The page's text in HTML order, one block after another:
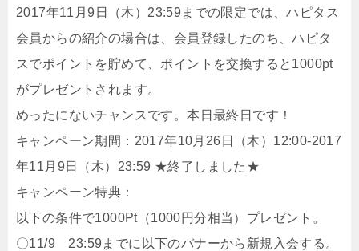
2017年11月9日（木）23:59までの限定では、ハピタス
会員からの紹介の場合は、会員登録したのち、ハピタ
スでポイントを貯めて、ポイントを交換すると1000pt
がプレゼントされます。
めったにないチャンスです。本日最終日です！
キャンペーン期間：2017年10月26日（木）12:00-2017
年11月9日（木）23:59 ★終了しました★
キャンペーン特典：
以下の条件で1000Pt（1000円分相当）プレゼント。
〇11/9 23:59までに以下のバナーから新規入会する。